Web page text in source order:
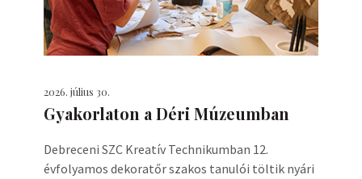
2026. július 30.
Gyakorlaton a Déri Múzeumban
Debreceni SZC Kreatív Technikumban 12.
évfolyamos dekoratőr szakos tanulói töltik nyári